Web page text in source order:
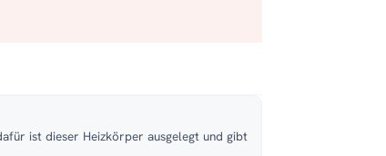
ist dieser Heizkörper ausgelegt und gibt